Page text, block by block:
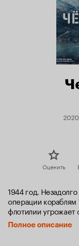
Оценить
1944 год.
операции
флотилии угрожает
диверсанты-
акцию по
Полное описание